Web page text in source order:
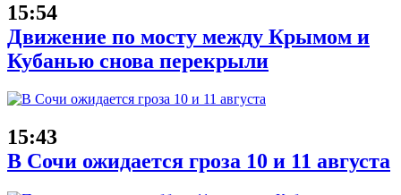
15:54
Движение по мосту между Крымом и
Кубанью снова перекрыли
15:43
В Сочи ожидается гроза 10 и 11 августа